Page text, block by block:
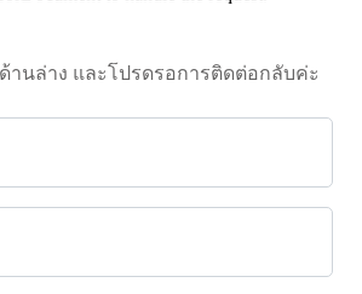
นล่าง และโปรดรอการติดต่อกลับค่ะ